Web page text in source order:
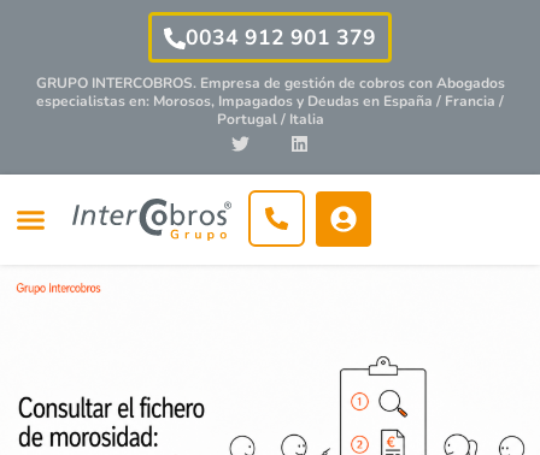
0034 912 901 379
GRUPO INTERCOBROS. Empresa de gestión de cobros conAbogados
especialistasen: Morosos, Impagados y Deudas en España / Francia /
Portugal / Italia